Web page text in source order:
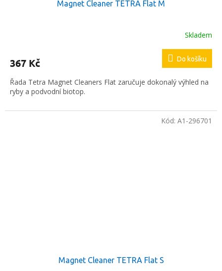
Magnet Cleaner TETRA Flat M
Skladem
367 Kč Do košíku
Řada Tetra Magnet Cleaners Flat zaručuje dokonalý výhled na
ryby a podvodní biotop.
Magnet Cleaner TETRA Flat S
Kód: A1-296701